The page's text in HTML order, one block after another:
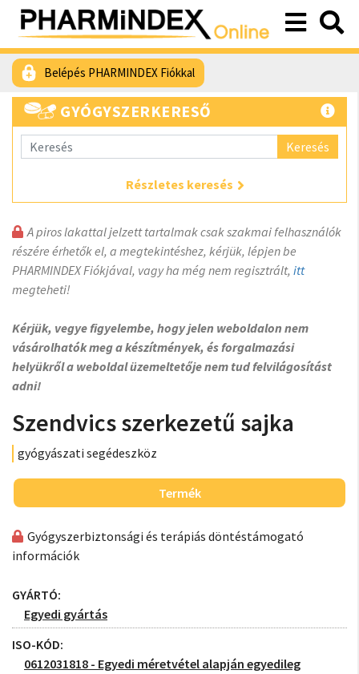
Belépés PHARMINDEX Fiókkal
GYÓGYSZERKERESŐ
Keresés
Részletes keresés
A piros lakattal jelzett tartalmak csak szakmai felhasználók
részére érhetők el, a megtekintéshez, kérjük, lépjen be
PHARMINDEX Fiókjával, vagy ha még nem regisztrált, itt
megteheti!
Kérjük, vegye figyelembe, hogy jelen weboldalon nem
vásárolhatók meg a készítmények, és forgalmazási
helyükről a weboldal üzemeltetője nem tud felvilágosítást
adni!
Szendvics szerkezetű sajka
gyógyászati segédeszköz
Termék
Gyógyszerbiztonsági és terápiás döntéstámogató
információk
GYÁRTÓ:
Egyedi gyártás
ISO-KÓD:
0612031818 - Egyedi méretvétel alapján egyedileg